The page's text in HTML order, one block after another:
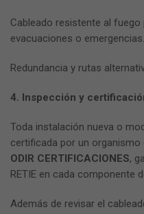
Cableado resistente al
evacuaciones o emergencias.
Redundancia y rutas
4. Inspección y
Toda instalación nueva o
certificada por un
ODIR CERTIFICACIONES,
RETIE en cada componente
Además de revisar el